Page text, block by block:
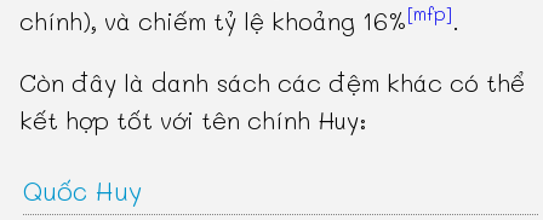
chính), và chiếm tỷ lệ khoảng 16%[mfp].
Còn đây là danh sách các đệm khác có thể
kết hợp tốt với tên chính Huy:
Quốc Huy